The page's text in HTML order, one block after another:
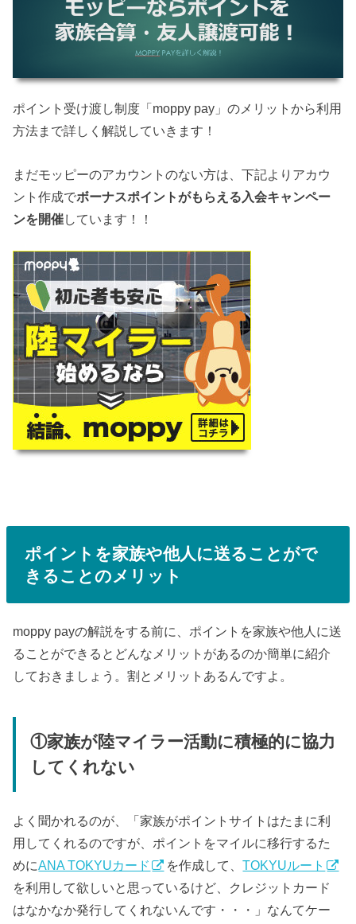
ポイント受け渡し制度「moppy pay」のメリットから利用
方法まで詳しく解説していきます！
まだモッピーのアカウントのない方は、下記よりアカウ
ント作成でボーナスポイントがもらえる入会キャンペー
ンを開催しています！！
ポイントを家族や他人に送ることがで
きることのメリット
moppy payの解説をする前に、ポイントを家族や他人に送
ることができるとどんなメリットがあるのか簡単に紹介
しておきましょう。割とメリットあるんですよ。
①家族が陸マイラー活動に積極的に協力
してくれない
よく聞かれるのが、「家族がポイントサイトはたまに利
用してくれるのですが、ポイントをマイルに移行するた
めにANA TOKYUカード を作成して、TOKYUルート
を利用して欲しいと思っているけど、クレジットカード
はなかなか発行してくれないんです・・・」なんてケー